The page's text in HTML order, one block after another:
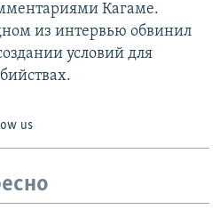
Кагаме.
из интервью обвинил
условий для
us